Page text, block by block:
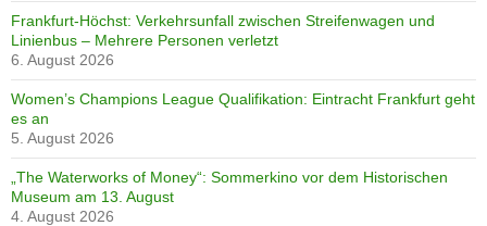
Frankfurt-Höchst: Verkehrsunfall zwischen Streifenwagen und
Linienbus – Mehrere Personen verletzt
6. August 2026
Women’s Champions League Qualifikation: Eintracht Frankfurt geht
es an
5. August 2026
„The Waterworks of Money“: Sommerkino vor dem Historischen
Museum am 13. August
4. August 2026